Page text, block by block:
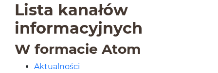
Lista kanałów
informacyjnych
W formacie Atom
Aktualności